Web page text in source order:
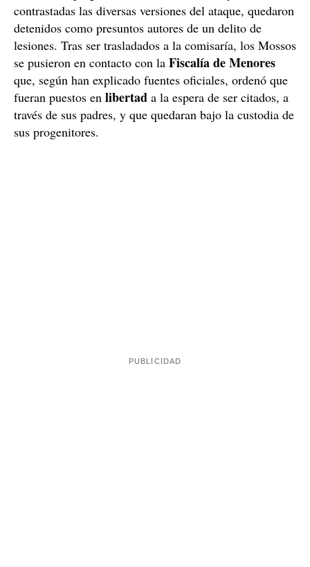
contrastadas las diversas versiones del ataque, quedaron
detenidos como presuntos autores de un delito de
lesiones. Tras ser trasladados a la comisaría, los Mossos
se pusieron en contacto con la Fiscalía de Menores
que, según han explicado fuentes oficiales, ordenó que
fueran puestos en libertad a la espera de ser citados, a
través de sus padres, y que quedaran bajo la custodia de
sus progenitores.